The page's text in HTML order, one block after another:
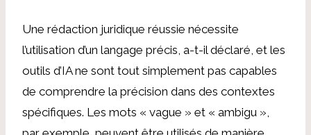
Une rédaction juridique réussie nécessite
l’utilisation d’un langage précis, a-t-il déclaré, et les
outils d’IA ne sont tout simplement pas capables
de comprendre la précision dans des contextes
spécifiques. Les mots « vague » et « ambigu »,